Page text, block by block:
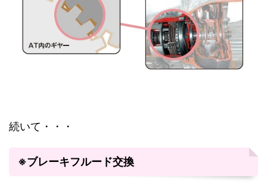
続いて・・・
※ブレーキフルード交換